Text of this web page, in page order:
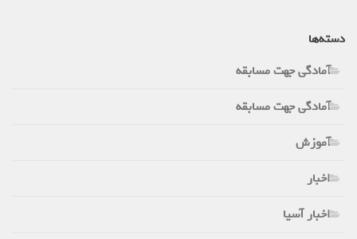
دسته‌ها
آمادگی جهت مسابقه
آمادگی جهت مسابقه
آموزش
اخبار
اخبار آسیا